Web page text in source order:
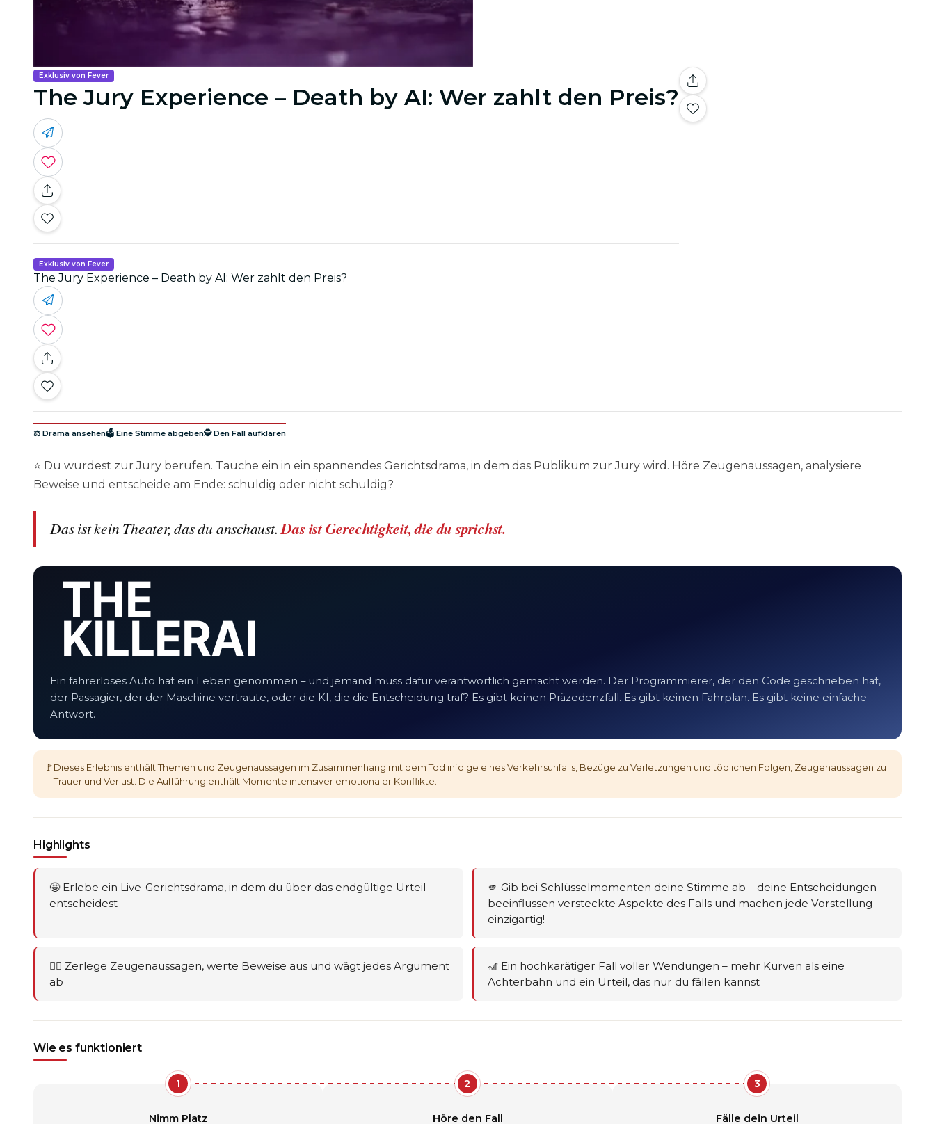
Exklusiv von Fever
The Jury Experience – Death by AI: Wer zahlt den Preis?
Exklusiv von Fever
The Jury Experience – Death by AI: Wer zahlt den Preis?
⚖️ Drama ansehen🗳️ Eine Stimme abgeben🕵️ Den Fall aufklären
⭐ Du wurdest zur Jury berufen. Tauche ein in ein spannendes Gerichtsdrama, in dem das Publikum zur Jury wird. Höre Zeugenaussagen, analysiere
Beweise und entscheide am Ende: schuldig oder nicht schuldig?
Das ist kein Theater, das du anschaust. Das ist Gerechtigkeit, die du sprichst.
THE
KILLER AI
Ein fahrerloses Auto hat ein Leben genommen – und jemand muss dafür verantwortlich gemacht werden. Der Programmierer, der den Code geschrieben hat,
der Passagier, der der Maschine vertraute, oder die KI, die die Entscheidung traf? Es gibt keinen Präzedenzfall. Es gibt keinen Fahrplan. Es gibt keine einfache
Antwort.
🚩Dieses Erlebnis enthält Themen und Zeugenaussagen im Zusammenhang mit dem Tod infolge eines Verkehrsunfalls, Bezüge zu Verletzungen und tödlichen Folgen, Zeugenaussagen zu
Trauer und Verlust. Die Aufführung enthält Momente intensiver emotionaler Konflikte.
Highlights
🤩 Erlebe ein Live-Gerichtsdrama, in dem du über das endgültige Urteil
entscheidest
🫵 Gib bei Schlüsselmomenten deine Stimme ab – deine Entscheidungen
beeinflussen versteckte Aspekte des Falls und machen jede Vorstellung
einzigartig!
🕵️‍♂️ Zerlege Zeugenaussagen, werte Beweise aus und wägt jedes Argument
ab
🎢 Ein hochkarätiger Fall voller Wendungen – mehr Kurven als eine
Achterbahn und ein Urteil, das nur du fällen kannst
Wie es funktioniert
1
Nimm Platz
2
Höre den Fall
3
Fälle dein Urteil